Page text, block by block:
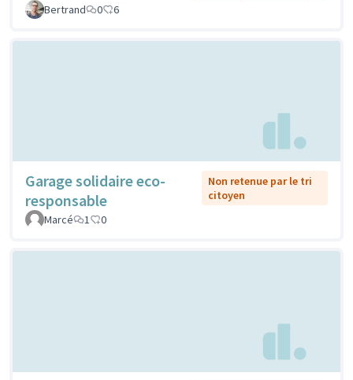
Bertrand
0 6
Garage solidaire eco-
responsable
Non retenue par le tri
citoyen
Marcé
1 0